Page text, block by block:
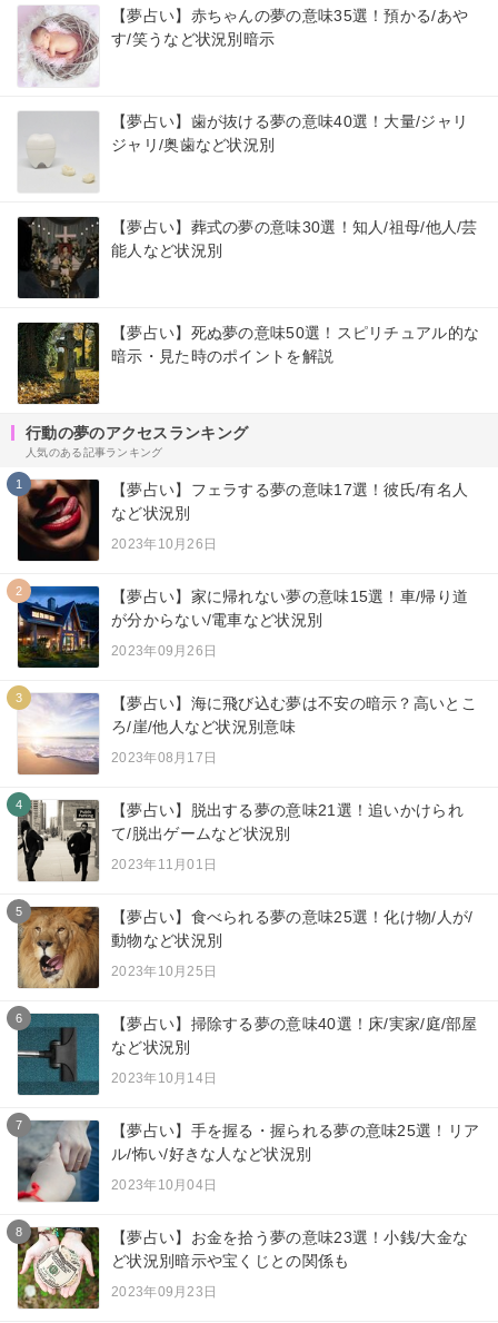
【夢占い】赤ちゃんの夢の意味35選！預かる/あや
す/笑うなど状況別暗示
【夢占い】歯が抜ける夢の意味40選！大量/ジャリ
ジャリ/奥歯など状況別
【夢占い】葬式の夢の意味30選！知人/祖母/他人/芸
能人など状況別
【夢占い】死ぬ夢の意味50選！スピリチュアル的な
暗示・見た時のポイントを解説
行動の夢のアクセスランキング
人気のある記事ランキング
1
【夢占い】フェラする夢の意味17選！彼氏/有名人
など状況別
2023年10月26日
2
【夢占い】家に帰れない夢の意味15選！車/帰り道
が分からない/電車など状況別
2023年09月26日
3
【夢占い】海に飛び込む夢は不安の暗示？高いとこ
ろ/崖/他人など状況別意味
2023年08月17日
4
【夢占い】脱出する夢の意味21選！追いかけられ
て/脱出ゲームなど状況別
2023年11月01日
5
【夢占い】食べられる夢の意味25選！化け物/人が/
動物など状況別
2023年10月25日
6
【夢占い】掃除する夢の意味40選！床/実家/庭/部屋
など状況別
2023年10月14日
7
【夢占い】手を握る・握られる夢の意味25選！リア
ル/怖い/好きな人など状況別
2023年10月04日
8
【夢占い】お金を拾う夢の意味23選！小銭/大金な
ど状況別暗示や宝くじとの関係も
2023年09月23日